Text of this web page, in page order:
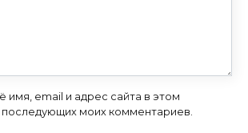
имя, email и адрес сайта в этом
моих комментариев.